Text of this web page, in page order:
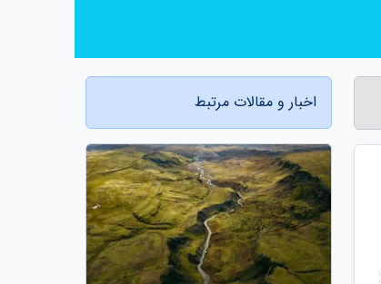
اخبار و مقالات مرتبط